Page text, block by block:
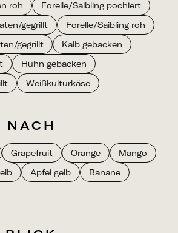
roh
Forelle/Saibling pochiert
gegrillt
Forelle/Saibling roh
gegrillt
Kalb gebacken
Huhn gebacken
Weißkulturkäse
NACH
Grapefruit Orange
Mango
Apfel gelb
Banane